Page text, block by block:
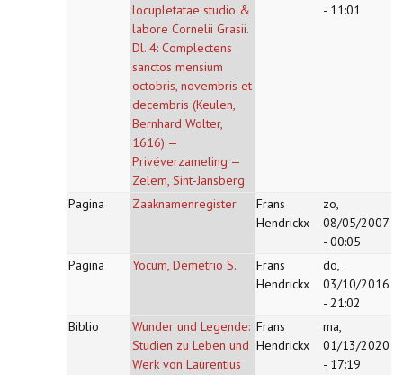
locupletatae studio &
labore Cornelii Grasii.
Dl. 4: Complectens
sanctos mensium
octobris, novembris et
decembris (Keulen,
Bernhard Wolter,
1616) —
Privéverzameling —
Zelem, Sint-Jansberg
- 11:01
Pagina Zaaknamenregister
Frans
Hendrickx
zo,
08/05/2007
- 00:05
Pagina
Yocum, Demetrio S.
Frans
Hendrickx
do,
03/10/2016
- 21:02
Biblio
Wunder und Legende:
Studien zu Leben und
Werk von Laurentius
Frans
Hendrickx
ma,
01/13/2020
- 17:19